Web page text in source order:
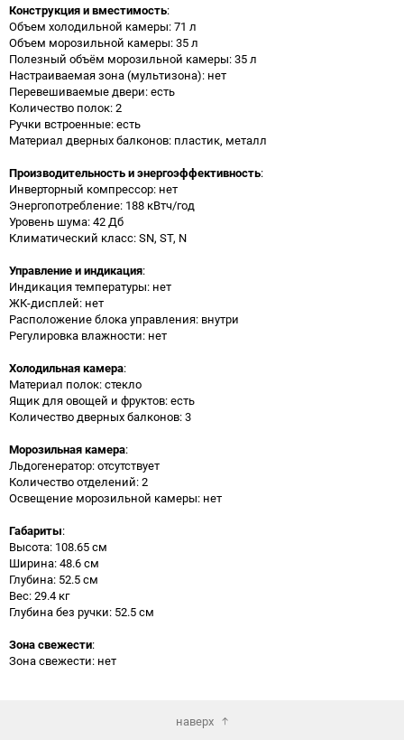
Конструкция и вместимость:
Объем холодильной камеры: 71 л
Объем морозильной камеры: 35 л
Полезный объём морозильной камеры: 35 л
Настраиваемая зона (мультизона): нет
Перевешиваемые двери: есть
Количество полок: 2
Ручки встроенные: есть
Материал дверных балконов: пластик, металл
Производительность и энергоэффективность:
Инверторный компрессор: нет
Энергопотребление: 188 кВтч/год
Уровень шума: 42 Дб
Климатический класс: SN, ST, N
Управление и индикация:
Индикация температуры: нет
ЖК-дисплей: нет
Расположение блока управления: внутри
Регулировка влажности: нет
Холодильная камера:
Материал полок: стекло
Ящик для овощей и фруктов: есть
Количество дверных балконов: 3
Морозильная камера:
Льдогенератор: отсутствует
Количество отделений: 2
Освещение морозильной камеры: нет
Габариты:
Высота: 108.65 см
Ширина: 48.6 см
Глубина: 52.5 см
Вес: 29.4 кг
Глубина без ручки: 52.5 см
Зона свежести:
Зона свежести: нет
наверх